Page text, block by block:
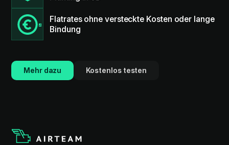
Flatrates ohne versteckte Kosten oder lange
Bindung
Mehr dazu Kostenlos testen